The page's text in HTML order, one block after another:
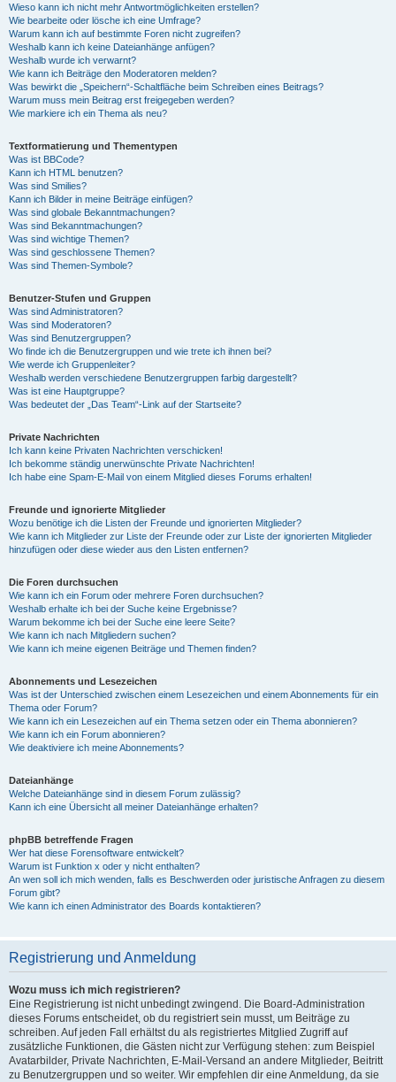
Wieso kann ich nicht mehr Antwortmöglichkeiten erstellen?
Wie bearbeite oder lösche ich eine Umfrage?
Warum kann ich auf bestimmte Foren nicht zugreifen?
Weshalb kann ich keine Dateianhänge anfügen?
Weshalb wurde ich verwarnt?
Wie kann ich Beiträge den Moderatoren melden?
Was bewirkt die „Speichern“-Schaltfläche beim Schreiben eines Beitrags?
Warum muss mein Beitrag erst freigegeben werden?
Wie markiere ich ein Thema als neu?
Textformatierung und Thementypen
Was ist BBCode?
Kann ich HTML benutzen?
Was sind Smilies?
Kann ich Bilder in meine Beiträge einfügen?
Was sind globale Bekanntmachungen?
Was sind Bekanntmachungen?
Was sind wichtige Themen?
Was sind geschlossene Themen?
Was sind Themen-Symbole?
Benutzer-Stufen und Gruppen
Was sind Administratoren?
Was sind Moderatoren?
Was sind Benutzergruppen?
Wo finde ich die Benutzergruppen und wie trete ich ihnen bei?
Wie werde ich Gruppenleiter?
Weshalb werden verschiedene Benutzergruppen farbig dargestellt?
Was ist eine Hauptgruppe?
Was bedeutet der „Das Team“-Link auf der Startseite?
Private Nachrichten
Ich kann keine Privaten Nachrichten verschicken!
Ich bekomme ständig unerwünschte Private Nachrichten!
Ich habe eine Spam-E-Mail von einem Mitglied dieses Forums erhalten!
Freunde und ignorierte Mitglieder
Wozu benötige ich die Listen der Freunde und ignorierten Mitglieder?
Wie kann ich Mitglieder zur Liste der Freunde oder zur Liste der ignorierten Mitglieder
hinzufügen oder diese wieder aus den Listen entfernen?
Die Foren durchsuchen
Wie kann ich ein Forum oder mehrere Foren durchsuchen?
Weshalb erhalte ich bei der Suche keine Ergebnisse?
Warum bekomme ich bei der Suche eine leere Seite?
Wie kann ich nach Mitgliedern suchen?
Wie kann ich meine eigenen Beiträge und Themen finden?
Abonnements und Lesezeichen
Was ist der Unterschied zwischen einem Lesezeichen und einem Abonnements für ein
Thema oder Forum?
Wie kann ich ein Lesezeichen auf ein Thema setzen oder ein Thema abonnieren?
Wie kann ich ein Forum abonnieren?
Wie deaktiviere ich meine Abonnements?
Dateianhänge
Welche Dateianhänge sind in diesem Forum zulässig?
Kann ich eine Übersicht all meiner Dateianhänge erhalten?
phpBB betreffende Fragen
Wer hat diese Forensoftware entwickelt?
Warum ist Funktion x oder y nicht enthalten?
An wen soll ich mich wenden, falls es Beschwerden oder juristische Anfragen zu diesem
Forum gibt?
Wie kann ich einen Administrator des Boards kontaktieren?
Registrierung und Anmeldung
Wozu muss ich mich registrieren?
Eine Registrierung ist nicht unbedingt zwingend. Die Board-Administration
dieses Forums entscheidet, ob du registriert sein musst, um Beiträge zu
schreiben. Auf jeden Fall erhältst du als registriertes Mitglied Zugriff auf
zusätzliche Funktionen, die Gästen nicht zur Verfügung stehen: zum Beispiel
Avatarbilder, Private Nachrichten, E-Mail-Versand an andere Mitglieder, Beitritt
zu Benutzergruppen und so weiter. Wir empfehlen dir eine Anmeldung, da sie